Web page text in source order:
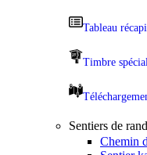
Tableau
Timbre
Sentiers de
Chemin